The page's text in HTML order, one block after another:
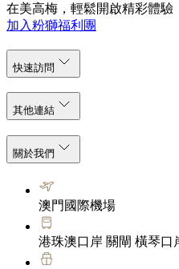
在美高梅，輕鬆開啟精彩體驗
加入粉獅福利團
快速訪問
其他連結
關於我們
澳門國際機場
港珠澳口岸 關閘 橫琴口